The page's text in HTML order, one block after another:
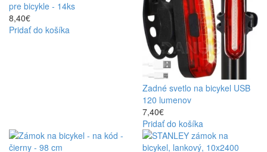
pre bicykle - 14ks
8,40€
Pridať do košíka
Zadné svetlo na bicykel USB
120 lumenov
7,40€
Pridať do košíka